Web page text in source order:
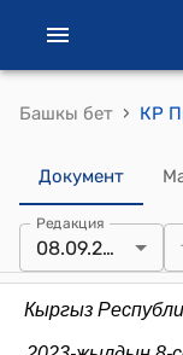
Башкы бет ›
Документ
Редакция
08.09.2023